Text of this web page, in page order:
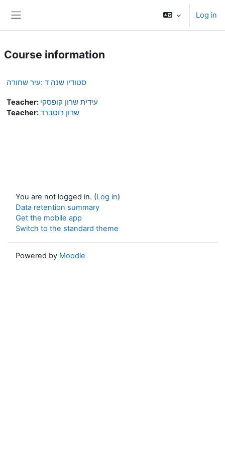
Log in
Course information
סטודיו שנה ד :עיר שחורה
Teacher: עידית שרון קופסקי
Teacher:שרון רוטברד
You are not logged in. (Log in)
Data retention summary
Get the mobile app
Switch to the standard theme
Powered by Moodle